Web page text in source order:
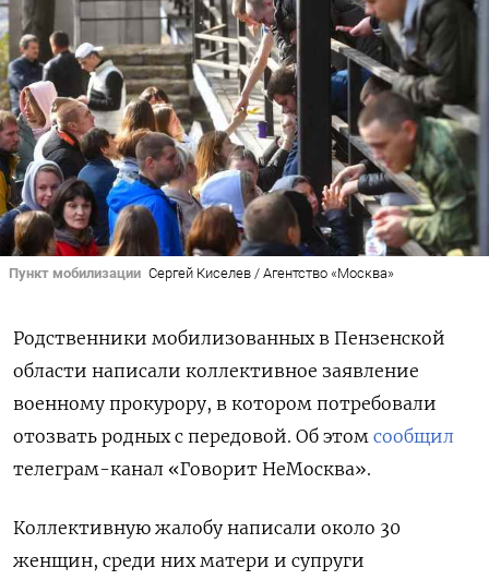
Пункт мобилизации Сергей Киселев / Агентство «Москва»
Родственники мобилизованных в Пензенской
области написали коллективное заявление
военному прокурору, в котором потребовали
отозвать родных с передовой. Об этом сообщил
телеграм-канал «Говорит НеМосква».
Коллективную жалобу написали около 30
женщин, среди них матери и супруги